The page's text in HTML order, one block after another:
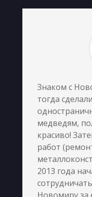
Знаком с
тогда
медведям,
красиво!
работ
2013 года